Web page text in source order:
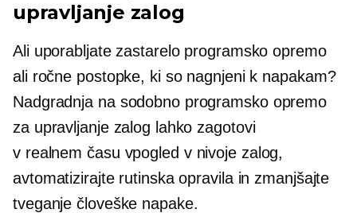
upravljanje zalog
Ali uporabljate zastarelo programsko opremo
ali ročne postopke, ki so nagnjeni k napakam?
Nadgradnja na sodobno programsko opremo
za upravljanje zalog lahko zagotovi
v realnem času vpogled v nivoje zalog,
avtomatizirajte rutinska opravila in zmanjšajte
tveganje človeške napake.